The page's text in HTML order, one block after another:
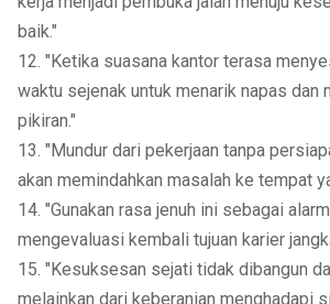
baik."
12. "Ketika suasana kantor terasa
waktu sejenak untuk menarik napas dan
pikiran."
13. "Mundur dari pekerjaan tanpa
akan memindahkan masalah ke tempat
14. "Gunakan rasa jenuh ini sebagai
mengevaluasi kembali tujuan karier
15. "Kesuksesan sejati tidak dibangun
melainkan dari keberanian menghadapi